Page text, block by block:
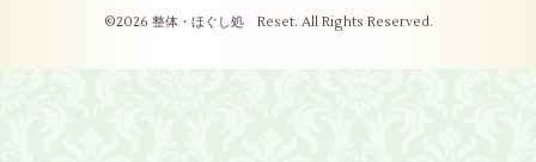
©2026 整体・ほぐし処 Reset. All Rights Reserved.